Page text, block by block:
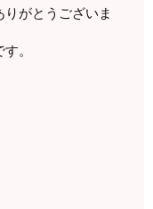
がとうございま
。